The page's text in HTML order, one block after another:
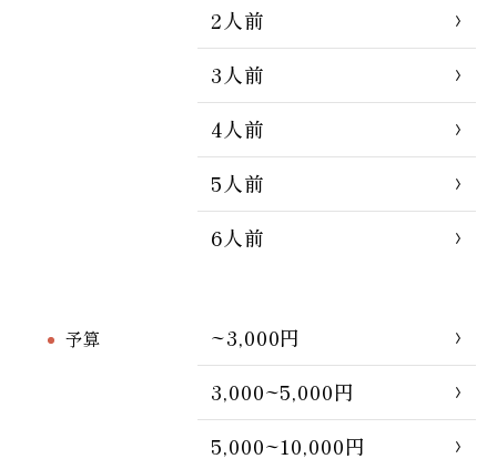
2人前
3人前
4人前
5人前
6人前
予算
~3,000円
3,000~5,000円
5,000~10,000円